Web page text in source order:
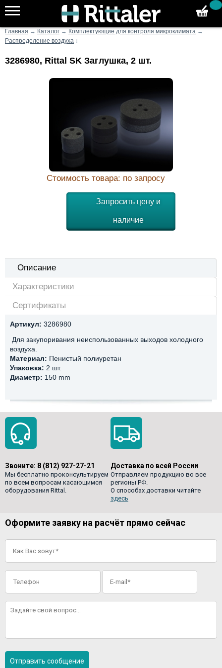
Главная → Каталог → Комплектующие для контроля микроклимата →
Распределение воздуха ↓
3286980, Rittal SK Заглушка, 2 шт.
Стоимость товара: по запросу
Запросить цену и
наличие
Описание
Характеристики
Сертификаты
Артикул: 3286980
Для закупоривания неиспользованных выходов холодного
воздуха.
Материал: Пенистый полиуретан
Упаковка: 2 шт.
Диаметр: 150 mm
Звоните: 8 (812) 927-27-21
Мы бесплатно проконсультируем
по всем вопросам касающимся
оборудования Rittal.
Доставка по всей России
Отправляем продукцию во все
регионы РФ.
О способах доставки читайте
здесь
Оформите заявку на расчёт прямо сейчас